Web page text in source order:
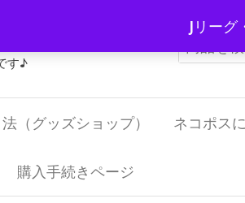
Jリー
す♪
（グッズショップ） ネコポス
購入手続きページ